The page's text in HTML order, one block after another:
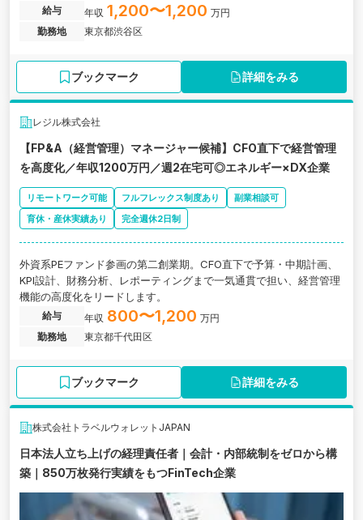
給与 年収 1,200〜1,200 万円
勤務地
東京都渋谷区
ブックマーク 詳細をみる
レジル株式会社
【FP&A（経営管理）マネージャー候補】CFO直下で経営管理
を高度化／年収1200万円／週2在宅可◎エネルギー×DX企業
リモートワーク可能 フルフレックス制度あり
副業相談可
育休・産休実績あり
完全週休2日制
外資系PEファンド参画の第二創業期。CFO直下で予算・中期計画、
KPI設計、財務分析、レポーティングまで一気通貫で担い、経営管理
機能の高度化をリードします。
給与 年収 800〜1,200 万円
勤務地
東京都千代田区
ブックマーク 詳細をみる
株式会社トラベルウォレットJAPAN
日本法人立ち上げの経理責任者｜会計・内部統制をゼロから構
築｜850万枚発行実績をもつFinTech企業